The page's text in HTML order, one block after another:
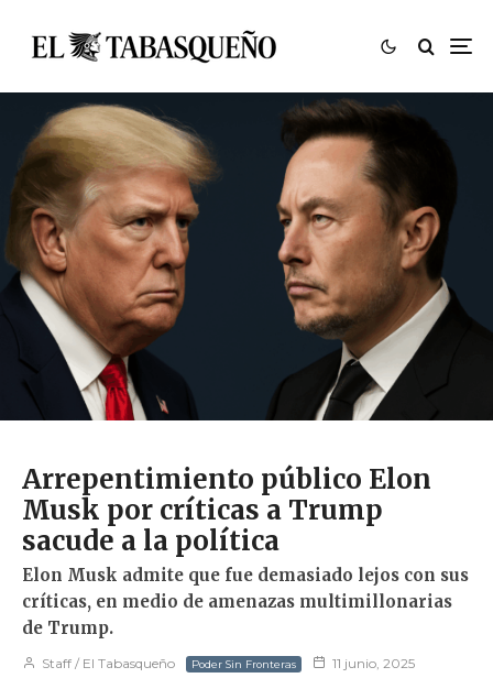
Arrepentimiento público Elon
Musk por críticas a Trump
sacude a la política
Elon Musk admite que fue demasiado lejos con sus
críticas, en medio de amenazas multimillonarias
de Trump.
Staff / El Tabasqueño Poder Sin Fronteras 11 junio, 2025